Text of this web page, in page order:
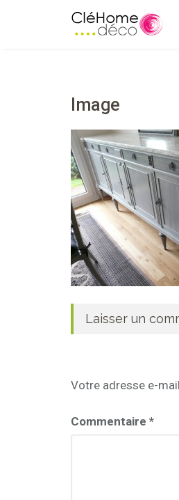
Image
Laisser un
Votre adresse e-
Commentaire *